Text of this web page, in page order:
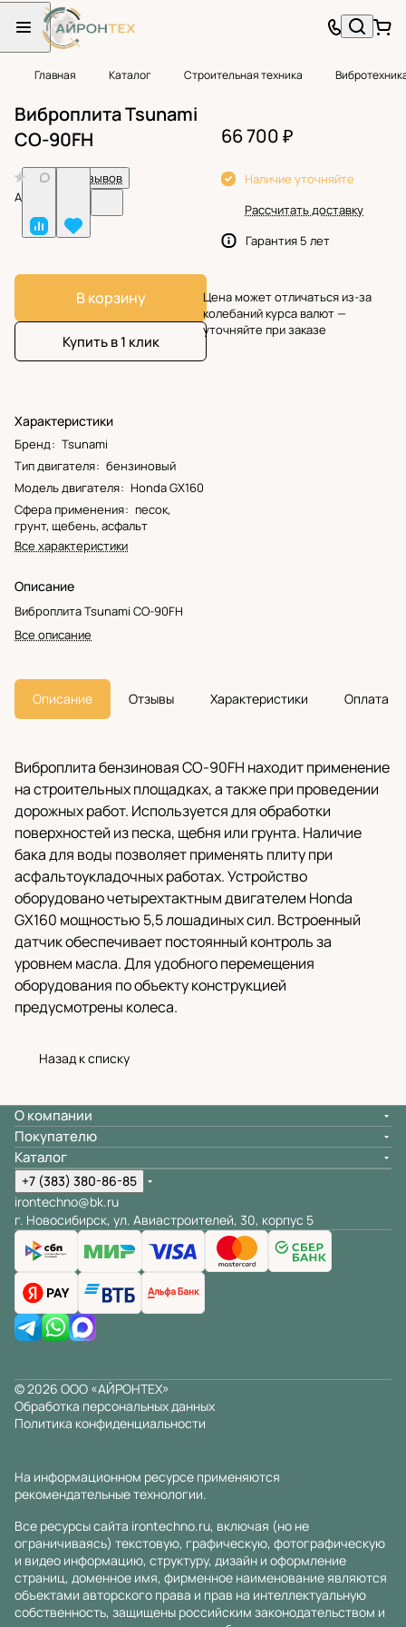
Главная Каталог Строительная техника
Виброплита Tsunami
CO-90FH
Нет отзывов
Арт.
В корзину
Купить в 1 клик
Характеристики
Бренд: Tsunami
Тип двигателя: бензиновый
Модель двигателя: Honda GX160
Сфера применения: песок,
грунт, щебень, асфальт
Все характеристики
Описание
Виброплита Tsunami CO-90FH
Все описание
66 700 ₽
Наличие уточняйте
Рассчитать доставку
Гарантия 5 лет
Цена может отличаться из-за
колебаний курса валют —
уточняйте при заказе
Описание Отзывы Характеристики Оплата
Виброплита бензиновая CO-90FH находит применение
на строительных площадках, а также при проведении
дорожных работ. Используется для обработки
поверхностей из песка, щебня или грунта. Наличие
бака для воды позволяет применять плиту при
асфальтоукладочных работах. Устройство
оборудовано четырехтактным двигателем Honda
GX160 мощностью 5,5 лошадиных сил. Встроенный
датчик обеспечивает постоянный контроль за
уровнем масла. Для удобного перемещения
оборудования по объекту конструкцией
предусмотрены колеса.
Назад к списку
О компании
Покупателю
Каталог
+7 (383) 380-86-85
irontechno@bk.ru
г. Новосибирск, ул. Авиастроителей, 30, корпус 5
© 2026 ООО «АЙРОНТЕХ»
Обработка персональных данных
Политика конфиденциальности
На информационном ресурсе применяются
рекомендательные технологии.
Все ресурсы сайта irontechno.ru, включая (но не
ограничиваясь) текстовую, графическую, фотографическую
и видео информацию, структуру, дизайн и оформление
страниц, доменное имя, фирменное наименование являются
объектами авторского права и прав на интеллектуальную
собственность, защищены российским законодательством и